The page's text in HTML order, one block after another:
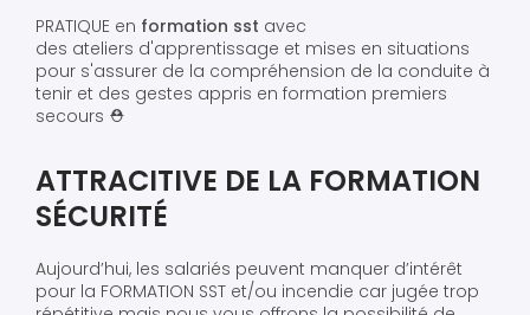
PRATIQUE en formation sst avec
des ateliers d'apprentissage et mises en situations
pour s'assurer de la compréhension de la conduite à
tenir et des gestes appris en formation premiers
secours ⛑️
ATTRACITIVE DE LA FORMATION
SÉCURITÉ
Aujourd’hui, les salariés peuvent manquer d’intérêt
pour la FORMATION SST et/ou incendie car jugée trop